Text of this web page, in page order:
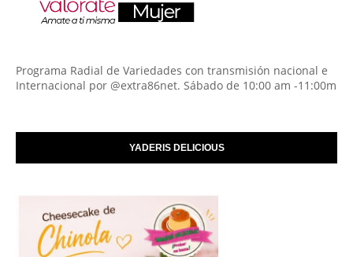
Programa Radial de Variedades con transmisión nacional e
Internacional por @extra86net. Sábado de 10:00 am -11:00m
YADERIS DELICIOUS